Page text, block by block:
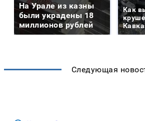
На Урале из казны
были украдены 18
миллионов рублей
Как
Следующая